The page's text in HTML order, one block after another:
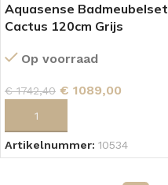
Aquasense Badmeubelset
Cactus 120cm Grijs
Op voorraad
€1742,40 € 1089,00
Artikelnummer: 10534